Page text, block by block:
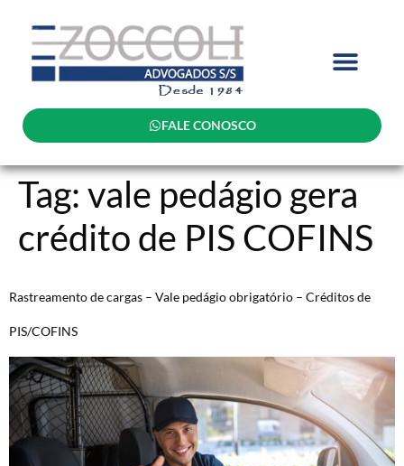
FALE CONOSCO
Tag: vale pedágio gera
crédito de PIS COFINS
Rastreamento de cargas – Vale pedágio obrigatório – Créditos de
PIS/COFINS